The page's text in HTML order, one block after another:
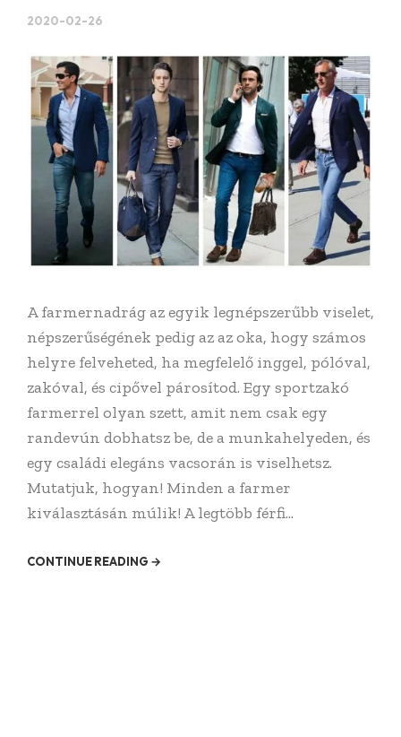
2020-02-26
A farmernadrág az egyik legnépszerűbb viselet,
népszerűségének pedig az az oka, hogy számos
helyre felveheted, ha megfelelő inggel, pólóval,
zakóval, és cipővel párosítod. Egy sportzakó
farmerrel olyan szett, amit nem csak egy
randevún dobhatsz be, de a munkahelyeden, és
egy családi elegáns vacsorán is viselhetsz.
Mutatjuk, hogyan! Minden a farmer
kiválasztásán múlik! A legtöbb férfi...
CONTINUE READING →